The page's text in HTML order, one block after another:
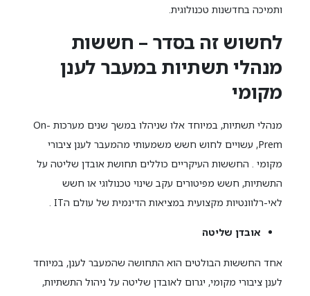
ותמיכה בחדשנות טכנולוגית.
לחשוש זה בסדר – חששות
מנהלי תשתיות במעבר לענן
מקומי
מנהלי תשתיות, במיוחד אלו שניהלו במשך שנים מערכות On-
Prem, עשויים לחוש חשש משמעותי מהמעבר לענן ציבורי
מקומי . החששות העיקריים כוללים תחושת אובדן שליטה על
התשתיות, חשש מפיטורים עקב שינוי טכנולוגי או חשש
לאי-רלוונטיות מקצועית במציאות הדינמית של עולם הIT .
אובדן שליטה
אחד החששות הבולטים הוא התחושה שהמעבר לענן, במיוחד
לענן ציבורי מקומי, יגרום לאובדן שליטה על ניהול התשתיות,